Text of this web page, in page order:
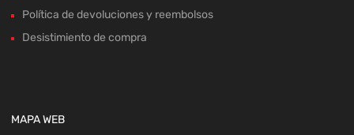
Política de devoluciones y reembolsos
Desistimiento de compra
MAPA WEB